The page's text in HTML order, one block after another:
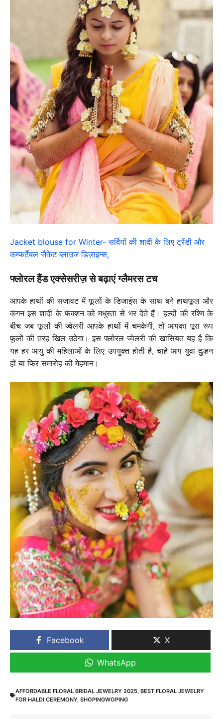
Jacket blouse for Winter- सर्दियों की शादी के लिए ट्रेंडी और
कम्फर्टेबल जैकेट ब्लाउज डिज़ाइन्स,
फ्लोरल हैंड एक्सेसरीज़ से बढ़ाएं ग्लैमरस टच
आपके हाथों की सजावट में फूलों के डिजाइंस के साथ बने हाथफूल और
कंगन इस शादी के फंक्शन को मधुरता से भर देते हैं। हल्दी की रश्मि के
बीच जब फूलों की ज्वेलरी आपके हाथों में चमकेगी, तो आपका पूरा रूप
फूलों की तरह खिल उठेगा। इस फ्लोरल ज्वेलरी की खासियत यह है कि
यह हर आयु की महिलाओं के लिए उपयुक्त होती है, चाहे आप युवा दुल्हन
हों या फिर समारोह की मेहमान।
Facebook X
WhatsApp
AFFORDABLE FLORAL BRIDAL JEWELRY 2025 BEST FLORAL JEWELRY
FOR HALDI CEREMONY, SHOPINGWOPING